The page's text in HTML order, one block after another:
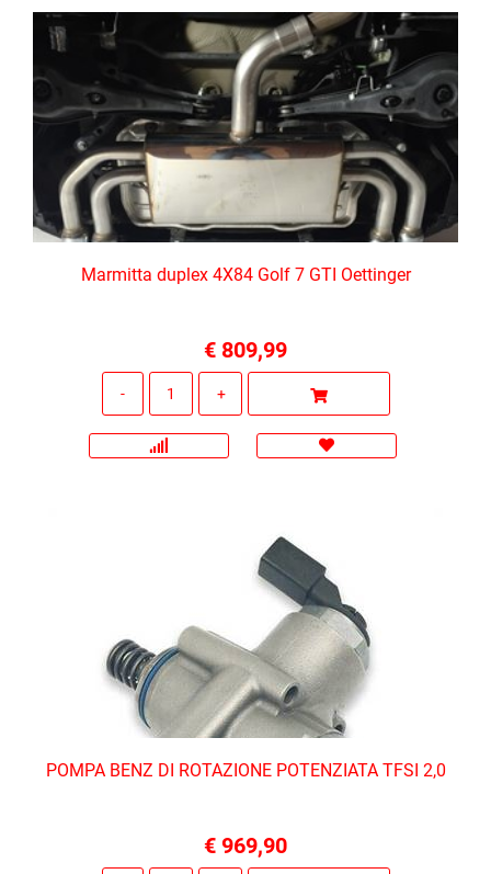
Marmitta duplex 4X84 Golf 7 GTI Oettinger
€ 809,99
POMPA BENZ DI ROTAZIONE POTENZIATA TFSI 2,0
€ 969,90